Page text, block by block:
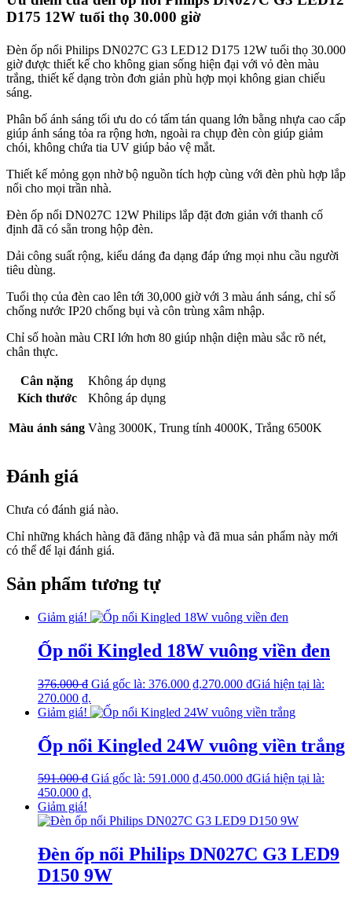
D175 12W tuổi thọ 30.000 giờ
Đèn ốp nổi Philips DN027C G3 LED12 D175 12W tuổi thọ 30.000
giờ được thiết kế cho không gian sống hiện đại với vỏ đèn màu
trắng, thiết kế dạng tròn đơn giản phù hợp mọi không gian chiếu
sáng.
Phân bố ánh sáng tối ưu do có tấm tán quang lớn bằng nhựa cao cấp
giúp ánh sáng tỏa ra rộng hơn, ngoài ra chụp đèn còn giúp giảm
chói, không chứa tia UV giúp bảo vệ mắt.
Thiết kế mỏng gọn nhờ bộ nguồn tích hợp cùng với đèn phù hợp lắp
nổi cho mọi trần nhà.
Đèn ốp nổi DN027C 12W Philips lắp đặt đơn giản với thanh cố
định đã có sẵn trong hộp đèn.
Dải công suất rộng, kiểu dáng đa dạng đáp ứng mọi nhu cầu người
tiêu dùng.
Tuổi thọ của đèn cao lên tới 30,000 giờ với 3 màu ánh sáng, chỉ số
chống nước IP20 chống bụi và côn trùng xâm nhập.
Chỉ số hoàn màu CRI lớn hơn 80 giúp nhận diện màu sắc rõ nét,
chân thực.
Cân nặng
Không áp dụng
Kích thước
Không áp dụng
Màu ánh sáng Vàng 3000K, Trung tính 4000K, Trắng 6500K
Đánh giá
Chưa có đánh giá nào.
Chỉ những khách hàng đã đăng nhập và đã mua sản phẩm này mới
có thể để lại đánh giá.
Sản phẩm tương tự
Giảm giá!
Ốp nổi Kingled 18W vuông viền đen
376.000₫ Giá gốc là: 376.000 ₫.270.000 ₫Giá hiện tại là:
270.000 ₫.
Giảm giá!
Ốp nổi Kingled 24W vuông viền trắng
591.000₫ Giá gốc là: 591.000 ₫.450.000 ₫Giá hiện tại là:
450.000 ₫.
Giảm giá!
Đèn ốp nổi Philips DN027C G3 LED9
D150 9W